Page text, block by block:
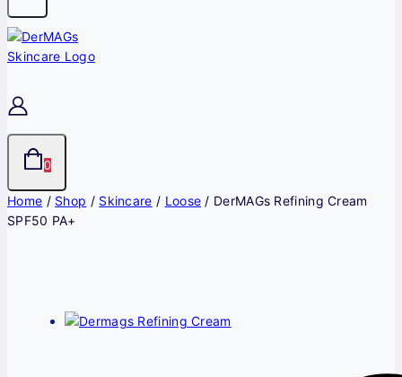
0
Home / Shop / Skincare / Loose / DerMAGs Refining Cream
SPF50 PA+